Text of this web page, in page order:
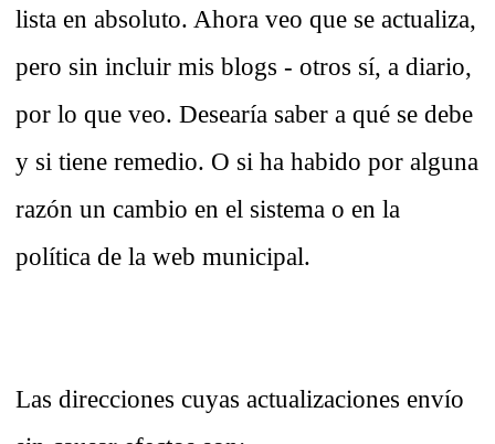
lista en absoluto. Ahora veo que se actualiza,
pero sin incluir mis blogs - otros sí, a diario,
por lo que veo. Desearía saber a qué se debe
y si tiene remedio. O si ha habido por alguna
razón un cambio en el sistema o en la
política de la web municipal.
Las direcciones cuyas actualizaciones envío